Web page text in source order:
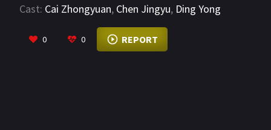
PELICULAS
Cast: Cai Zhongyuan, Chen Jingyu, Ding Yong
0 0 REPORT